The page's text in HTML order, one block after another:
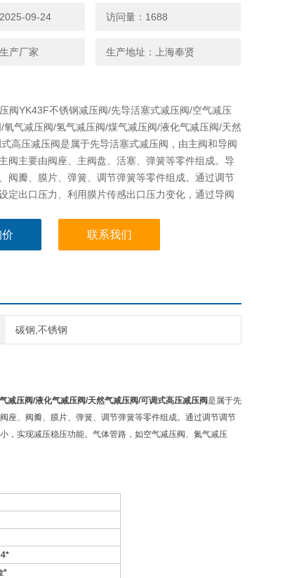
09-24 访问量：1688
产厂家 生产地址：上海奉贤
阀YK43F不锈钢减压阀/先导活塞式减压阀/空气减压
氧气减压阀/氢气减压阀/煤气减压阀/液化气减压阀/天然
高压减压阀是属于先导活塞式减压阀，由主阀和导阀
阀主要由阀座、主阀盘、活塞、弹簧等零件组成。导
阀瓣、膜片、弹簧、调节弹簧等零件组成。通过调节
定出口压力、利用膜片传感出口压力变化，通过导阀
联系我们
碳钢,不锈钢
减压阀/液化气减压阀/天然气减压阀/可调式高压减压阀是属于先
座、阀瓣、膜片、弹簧、调节弹簧等零件组成。通过调节调节
，实现减压稳压功能。气体管路，如空气减压阀、氮气减压
*